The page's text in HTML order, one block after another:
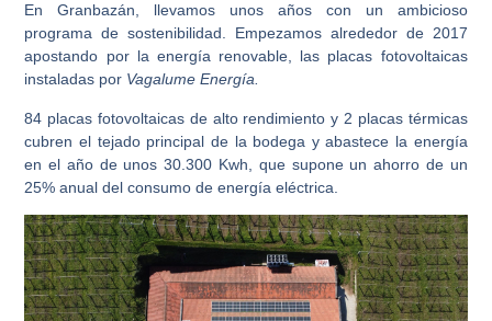
En Granbazán, llevamos unos años con un ambicioso
programa de sostenibilidad. Empezamos alrededor de 2017
apostando por la energía renovable, las placas fotovoltaicas
instaladas por Vagalume Energía.
84 placas fotovoltaicas de alto rendimiento y 2 placas térmicas
cubren el tejado principal de la bodega y abastece la energía
en el año de unos 30.300 Kwh, que supone un ahorro de un
25% anual del consumo de energía eléctrica.